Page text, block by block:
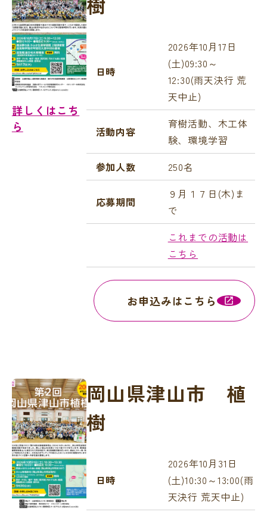
詳しくはこち
ら
日時
2026年10月17日
(土)09:30～
12:30(雨天決行 荒
天中止)
活動内容
育樹活動、木工体
験、環境学習
参加人数
250名
応募期間
９月１７日(木)ま
で
これまでの活動は
こちら
お申込みはこちら
岡山県津山市 植
樹
日時
2026年10月31日
(土)10:30～13:00(雨
天決行 荒天中止)